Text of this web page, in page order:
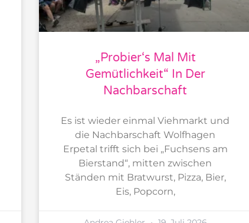
„Probier‘s Mal Mit
Gemütlichkeit“ In Der
Nachbarschaft
Es ist wieder einmal Viehmarkt und
die Nachbarschaft Wolfhagen
Erpetal trifft sich bei „Fuchsens am
Bierstand“, mitten zwischen
Ständen mit Bratwurst, Pizza, Bier,
Eis, Popcorn,